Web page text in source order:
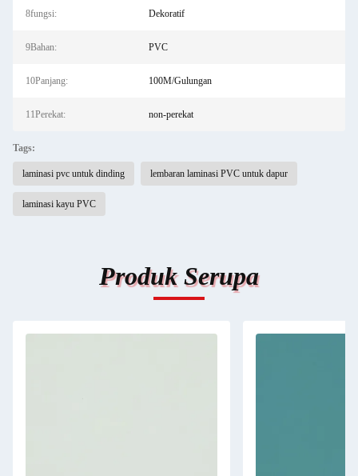
8fungsi: Dekoratif
9Bahan: PVC
10Panjang: 100M/Gulungan
11Perekat: non-perekat
Tags:
laminasi pvc untuk dinding lembaran laminasi PVC untuk dapur
laminasi kayu PVC
Produk Serupa